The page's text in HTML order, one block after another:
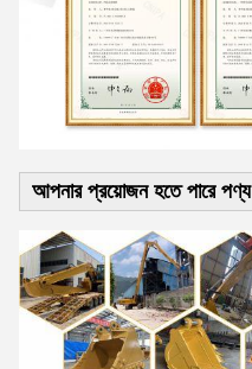
আপনার প্রয়োজন হতে পারে পণ্য